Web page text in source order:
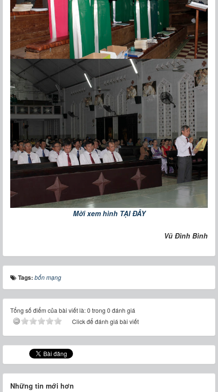
Mời xem hình TẠI ĐÂY
Vũ Đình Bình
Tags: bổn mạng
Tổng số điểm của bài viết là: 0 trong 0 đánh giá
Click để đánh giá bài viết
Những tin mới hơn